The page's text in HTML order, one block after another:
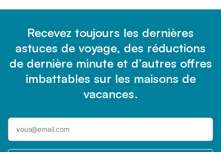
Recevez toujours les dernières
astuces de voyage, des réductions
de dernière minute et d’autres offres
imbattables sur les maisons de
vacances.